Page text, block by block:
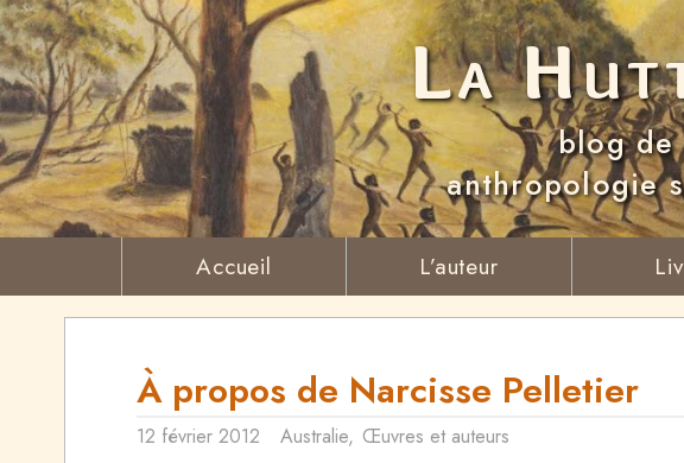
La
blog de
anthropologie
Accueil L’auteur
À propos de Narcisse Pelletier
12 février 2012 Australie, Œuvres et auteurs